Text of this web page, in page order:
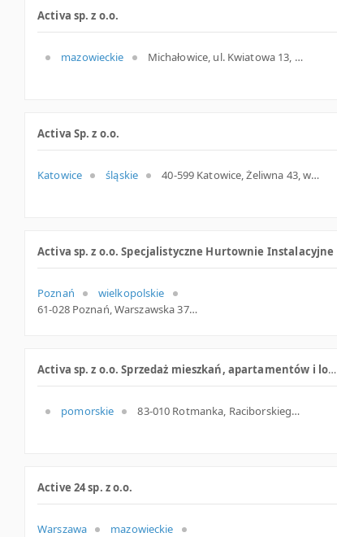
Activa sp. z o.o.
mazowieckie Michałowice, ul. Kwiatowa 13, mazowieckie
Activa Sp. z o.o.
Katowice śląskie 40-599 Katowice, Żeliwna 43, woj. Śląskie, pow. Katowice, gm. Katowice
Activa sp. z o.o. Specjalistyczne Hurtownie Instalacyjne
Poznań
wielkopolskie
61-028 Poznań, Warszawska 37a, wielkopolskie
Activa sp. z o.o. Sprzedaż mieszkań, apartamentów i lokali usługowych
pomorskie 83-010 Rotmanka, Raciborskiego 10, pomorskie
Active 24 sp. z o.o.
Warszawa
mazowieckie